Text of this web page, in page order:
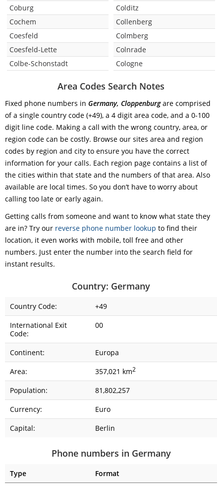
Coburg
Cochem
Coesfeld
Coesfeld-Lette
Colbe-Schonstadt
Colditz
Collenberg
Colmberg
Colnrade
Cologne
Area Codes Search Notes
Fixed phone numbers in Germany, Cloppenburgare comprised
of a single country code (+49), a 4 digit area code, and a 0-100
digit line code. Making a call with the wrong country, area, or
region code can be costly. Browse our sites area and region
codes by region and city to ensure you have the correct
information for your calls. Each region page contains a list of
the cities within that state and the numbers of that area. Also
available are local times. So you don’t have to worry about
calling too late or early again.
Getting calls from someone and want to know what state they
are in? Try our reverse phone number lookup to find their
location, it even works with mobile, toll free and other
numbers. Just enter the number into the search field for
instant results.
Country: Germany
Country Code:
+49
International Exit
Code:
00
Continent:
Europa
Area:
357,021 km2
Population:
81,802,257
Currency:
Euro
Capital:
Berlin
Phone numbers in Germany
Type
Format